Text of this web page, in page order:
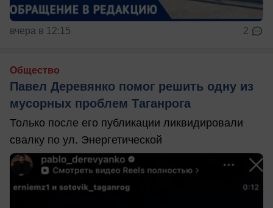
вчера в 12:15 2
Общество
Павел Деревянко помог решить одну из
мусорных проблем Таганрога
Только после его публикации ликвидировали
свалку по ул. Энергетической